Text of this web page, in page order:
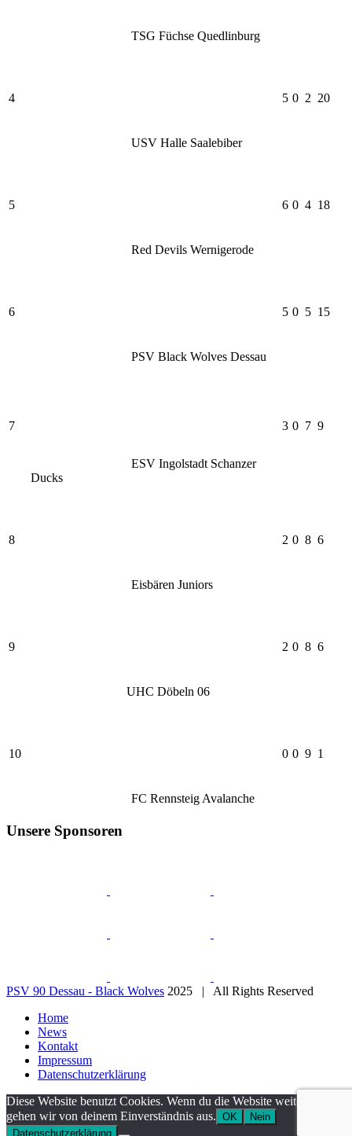
TSG Füchse Quedlinburg
4
USV Halle Saalebiber
5 0 2 20
5
Red Devils Wernigerode
6 0 4 18
6
PSV Black Wolves Dessau
5 0 5 15
7
ESV Ingolstadt Schanzer
Ducks
3 0 7 9
8
Eisbären Juniors
2 0 8 6
9
UHC Döbeln 06
2 0 8 6
10
FC Rennsteig Avalanche
0 0 9 1
Unsere Sponsoren
PSV 90 Dessau - Black Wolves 2025 | All Rights Reserved
Home
News
Kontakt
Impressum
Datenschutzerklärung
Diese Website benutzt Cookies. Wenn du die Website weiter nutzt,
gehen wir von deinem Einverständnis aus. OK
Nein
Datenschutzerklärung